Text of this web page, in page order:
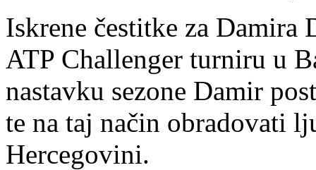
Iskrene čestitke za
ATP Challenger turniru u
nastavku sezone Damir
te na taj način obradovati
Hercegovini.